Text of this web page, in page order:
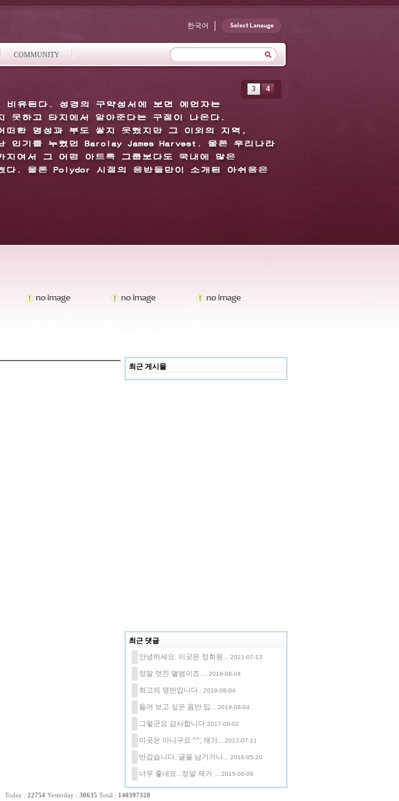
한국어
COMMUNITY
3 4
최근 게시물
최근 댓글
안녕하세요. 이곳은 정회원... 2021-07-13
정말 멋진 앨범이죠.... 2019-08-04
최고의 명반입니다.. 2019-08-04
들어 보고 싶은 음반 입... 2019-08-04
그렇군요 감사합니다 2017-09-02
이곳은 아니구요 ^^; 재가... 2017-07-11
반갑습니다. 글을 남기거나... 2016-05-20
너무 좋네요...정말 제가 ... 2015-08-09
Today : 22754 Yesterday : 30635 Total : 140397328